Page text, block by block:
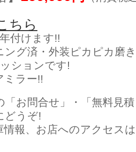
ちら
付けます!!
ング済・外装ピカピカ磨
ションです!
ミラー!!
お問合せ」・「無料見
どうぞ!
報、お店へのアクセス